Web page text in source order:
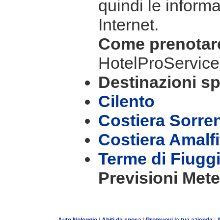
quindi le
Internet.
Come
Destinazioni
Cilento
Costiera
Costiera
Terme di Fiuggi
Previsioni